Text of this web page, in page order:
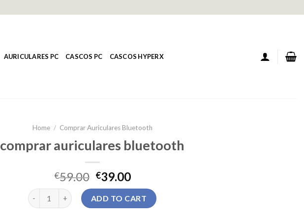
AURICULARES PC CASCOS PC CASCOS HYPERX
Home / Comprar Auriculares Bluetooth
comprar auriculares bluetooth
€59.00 €39.00
comprar auriculares bluetooth quantity
ADD TO CART